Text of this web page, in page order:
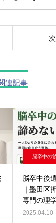
連記事
脳卒中の
脳卒中後
｜墨田区
専門の理
2025.04.10